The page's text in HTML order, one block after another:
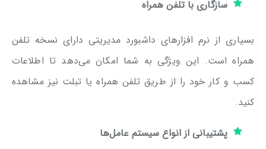
سازگاری با تلفن همراه
بسیاری از نرم افزارهای داشبورد مدیریتی دارای نسخه تلفن
همراه است. این ویژگی به شما امکان می‌دهد تا اطلاعات
کسب و کار خود را از طریق تلفن همراه یا تبلت نیز مشاهده
کنید.
پشتیبانی از انواع سیستم عامل‌ها